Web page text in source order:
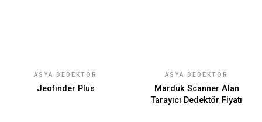
ASYA DEDEKTÖR
Jeofinder Plus
ASYA DEDEKTÖR
Marduk Scanner Alan
Tarayıcı Dedektör Fiyatı